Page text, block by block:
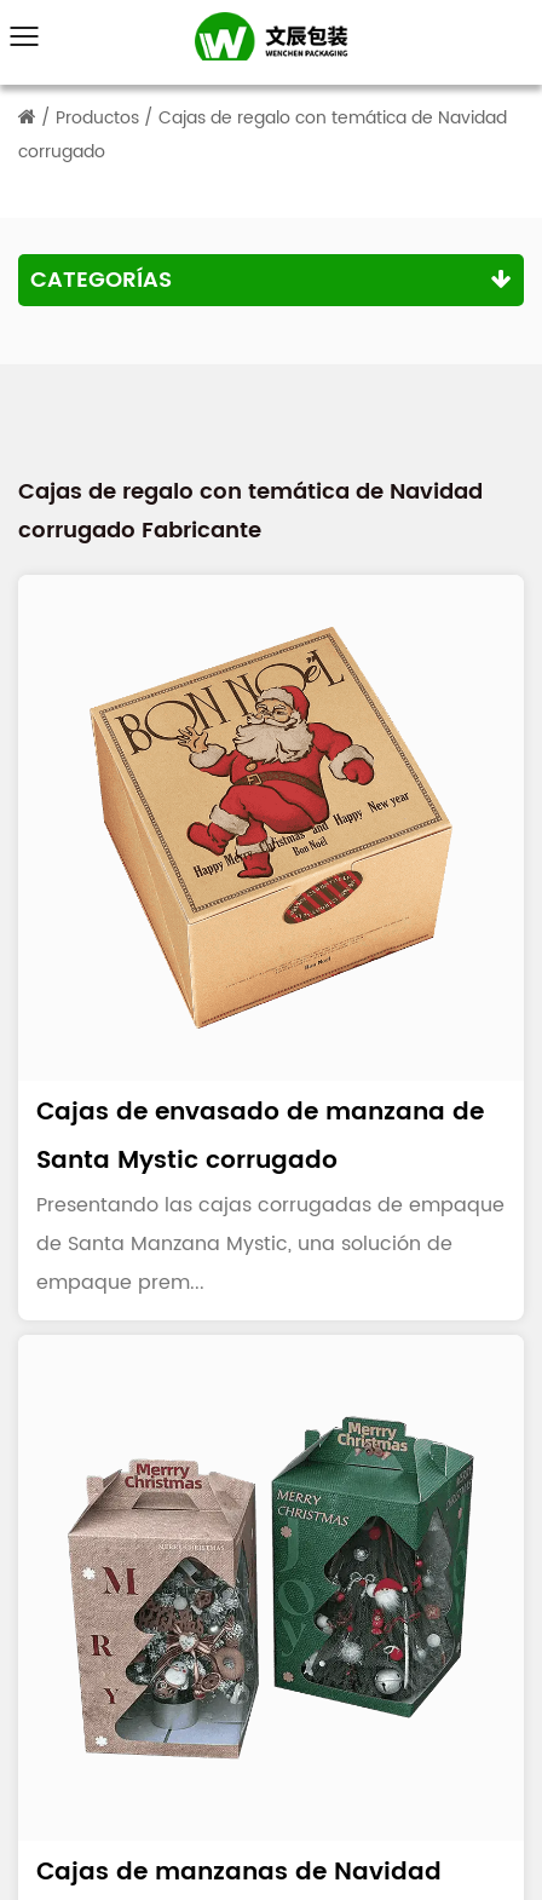
/ Productos / Cajas de regalo con temática de Navidad
corrugado
CATEGORÍAS
Cajas de regalo con temática de Navidad
corrugado Fabricante
Cajas de envasado de manzana de
Santa Mystic corrugado
Presentando las cajas corrugadas de empaque
de Santa Manzana Mystic, una solución de
empaque prem...
Cajas de manzanas de Navidad